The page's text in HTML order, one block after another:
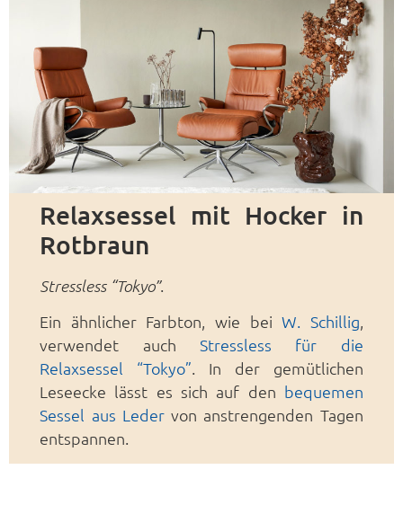
Relaxsessel mit Hocker in
Rotbraun
Stressless “Tokyo”.
Ein ähnlicher Farbton, wie beiW. Schillig,
verwendet auch Stressless für die
Relaxsessel “Tokyo”. In der gemütlichen
Leseecke lässt es sich auf den bequemen
Sessel aus Ledervon anstrengenden Tagen
entspannen.